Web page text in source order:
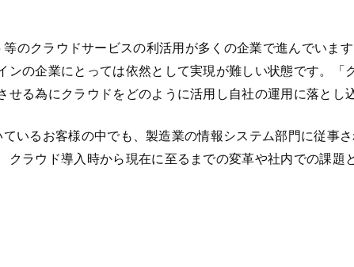
のクラウドサービスの利活用が多くの企業で進んでいま
の企業にとっては依然として実現が難しい状態です。「
る為にクラウドをどのように活用し自社の運用に落とし
いるお客様の中でも、製造業の情報システム部門に従事
ラウド導入時から現在に至るまでの変革や社内での課題